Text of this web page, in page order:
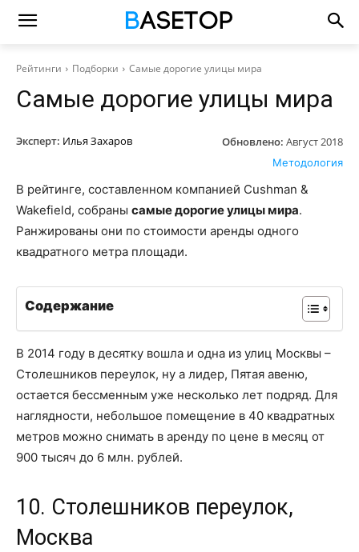
Рейтинги Подборки Самые дорогие улицы мира
Самые дорогие улицы мира
Эксперт: Илья Захаров Обновлено: Август 2018
Методология
В рейтинге, составленном компанией Cushman &
Wakefield, собраны самые дорогие улицы мира.
Ранжированы они по стоимости аренды одного
квадратного метра площади.
Содержание
В 2014 году в десятку вошла и одна из улиц Москвы –
Столешников переулок, ну а лидер, Пятая авеню,
остается бессменным уже несколько лет подряд. Для
наглядности, небольшое помещение в 40 квадратных
метров можно снимать в аренду по цене в месяц от
900 тысяч до 6 млн. рублей.
10. Столешников переулок,
Москва